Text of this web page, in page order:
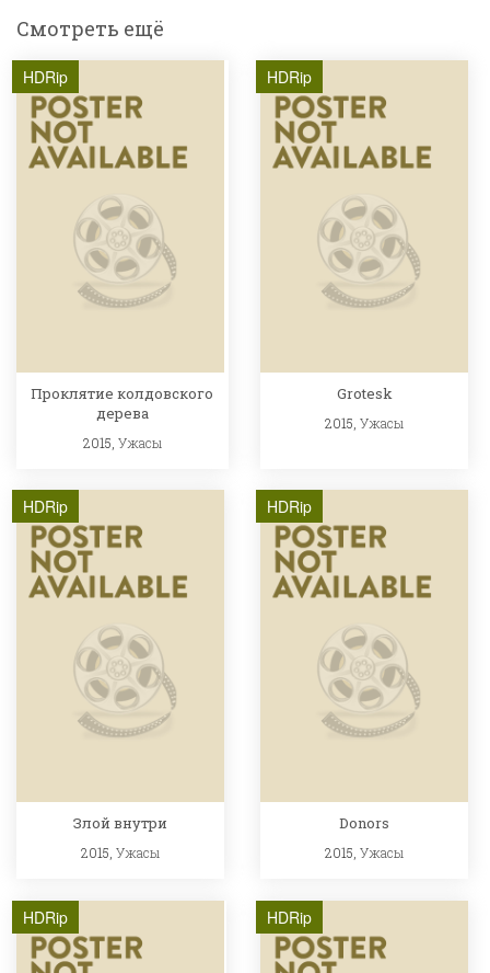
Смотреть ещё
HDRip
Проклятие колдовского
дерева
2015, Ужасы
HDRip
Grotesk
2015,Ужасы
HDRip
Злой внутри
2015, Ужасы
HDRip
Donors
2015,Ужасы
HDRip HDRip